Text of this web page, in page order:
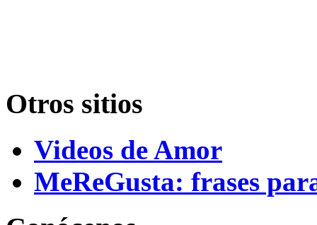
Otros sitios
Videos de Amor
MeReGusta: frases